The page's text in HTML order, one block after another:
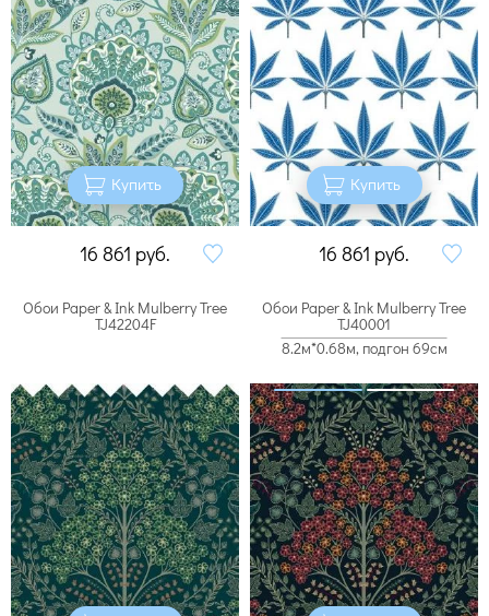
Купить
16 861 руб.
Купить
16 861 руб.
Обои Paper & Ink Mulberry Tree
TJ42204F
Обои Paper & Ink Mulberry Tree
TJ40001
8.2м*0.68м, подгон 69см